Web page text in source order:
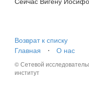
Возврат к списку
Главная
⋅ О нас
© Сетевой
институт